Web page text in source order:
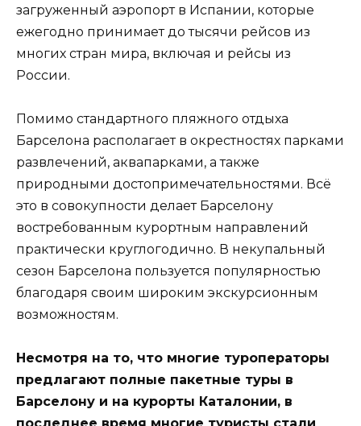
загруженный аэропорт в Испании, которые
ежегодно принимает до тысячи рейсов из
многих стран мира, включая и рейсы из
России.
Помимо стандартного пляжного отдыха
Барселона располагает в окрестностях парками
развлечений, аквапарками, а также
природными достопримечательностями. Всё
это в совокупности делает Барселону
востребованным курортным направлений
практически круглогодично. В некупальный
сезон Барселона пользуется популярностью
благодаря своим широким экскурсионным
возможностям.
Несмотря на то, что многие туроператоры
предлагают полные пакетные туры в
Барселону и на курорты Каталонии, в